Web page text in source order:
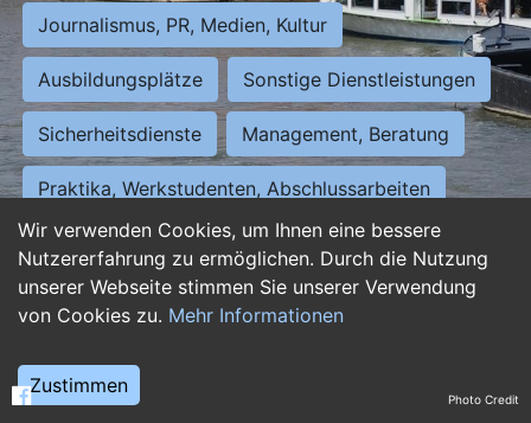
Wir verwenden Cookies, um Ihnen eine bessere
Nutzererfahrung zu ermöglichen. Durch die Nutzung
unserer Webseite stimmen Sie unserer Verwendung
von Cookies zu. Mehr Informationen
Zustimmen
Journalismus, PR, Medien, Kultur
Ausbildungsplätze Sonstige Dienstleistungen
Sicherheitsdienste Management, Beratung
Praktika, Werkstudenten, Abschlussarbeiten
Personalwesen Assistenz, Sekretariat
Hilfskräfte, Aushilfs- und Nebenjobs
Weiterbildung, Studium, duale Ausbildung Photo Credit